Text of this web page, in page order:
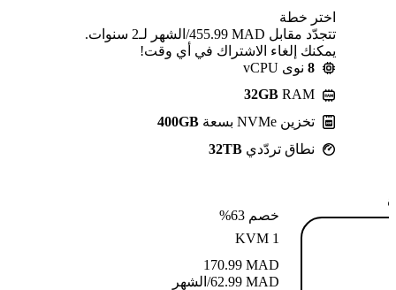
اختر خطة
تتجدّد مقابل MAD ⁦455.99⁩/الشهر لـ2 سنوات.
يمكنك إلغاء الاشتراك في أي وقت!
8 نوى vCPU
32GB RAM
تخزين NVMe بسعة
400GB
نطاق تردّدي 32TB
خصم 63%
KVM 1
MAD
170.99
MAD
62.99/الشهر